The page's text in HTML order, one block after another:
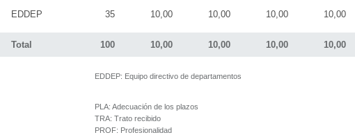
Total 100 10,00 10,00 10,00 10,00
EDDEP 35 10,00 10,00 10,00 10,00
EDDEP: Equipo directivo de departamentos
PLA: Adecuación de los plazos
TRA: Trato recibido
PROF: Profesionalidad